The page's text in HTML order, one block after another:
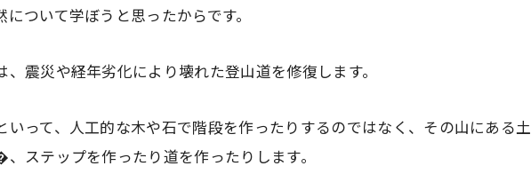
ついて学ぼうと思ったからです。
、震災や経年劣化により壊れた登山道を修復します。
いって、人工的な木や石で階段を作ったりするのではなく、その山にある土
ステップを作ったり道を作ったりします。